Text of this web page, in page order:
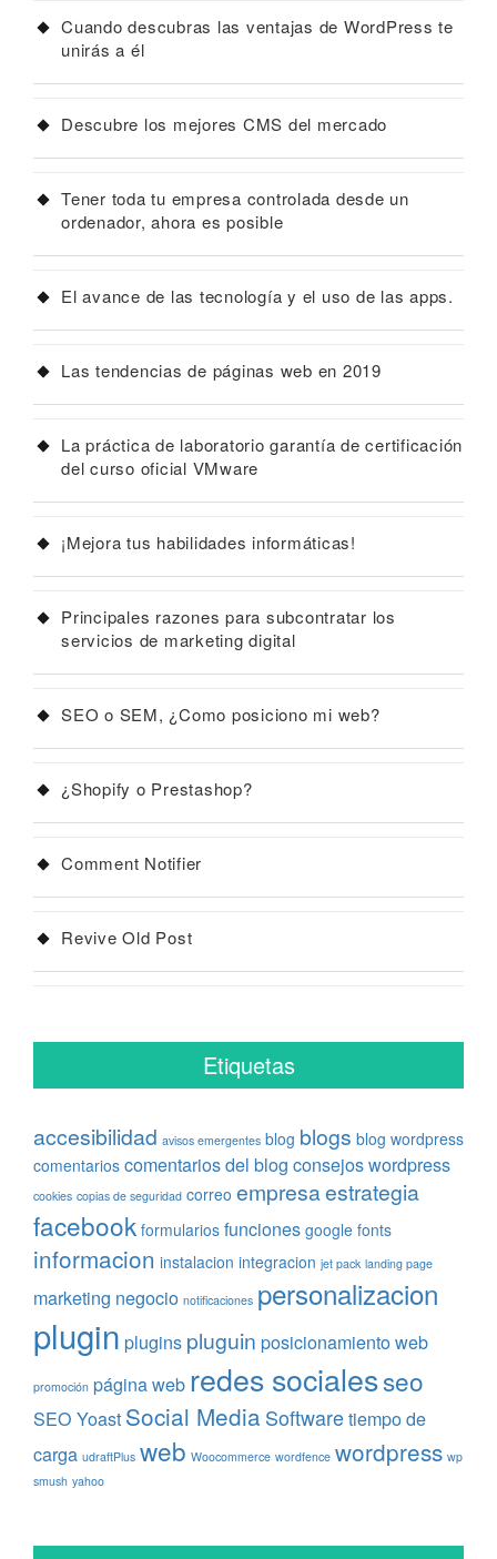
Cuando descubras las ventajas de WordPress te
unirás a él
Descubre los mejores CMS del mercado
Tener toda tu empresa controlada desde un
ordenador, ahora es posible
El avance de las tecnología y el uso de las apps.
Las tendencias de páginas web en 2019
La práctica de laboratorio garantía de certificación
del curso oficial VMware
¡Mejora tus habilidades informáticas!
Principales razones para subcontratar los
servicios de marketing digital
SEO o SEM, ¿Como posiciono mi web?
¿Shopify o Prestashop?
Comment Notifier
Revive Old Post
Etiquetas
accesibilidad avisos emergentes blog blogs blog wordpress
comentarios comentarios del blog consejos wordpress
cookies copias de seguridad correo empresaestrategia
facebook formularios funciones google fonts
informacion instalacion integracion jet pack landing page
marketing negocio notificaciones personalizacion
plugin plugins pluguin posicionamiento web
promoción página web redes socialesseo
SEO Yoast Social Media Softwaretiempo de
carga udraftPlus web Woocommerce wordfence wordpress wp
smush yahoo